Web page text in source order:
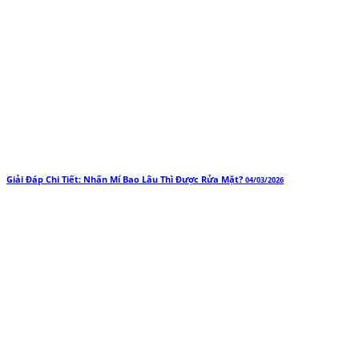
Giải Đáp Chi Tiết: Nhấn Mí Bao Lâu Thì Được Rửa Mặt? 04/03/2026